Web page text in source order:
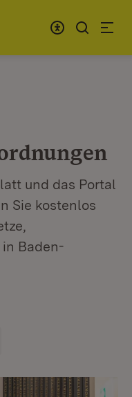
und das Portal
Sie kostenlos
Baden-